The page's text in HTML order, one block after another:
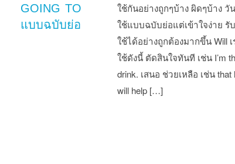
GOING TO
แบบฉบับย่อ
ใช้กันอย่างถูกๆบ้าง ผิดๆบ้าง
ใช้แบบฉบับย่อแต่เข้าใจง่าย รั
ใช้ได้อย่างถูกต้องมากขึ้น Will
ใช้ดังนี้ ตัดสินใจทันที เช่น I’m
drink. เสนอ ช่วยเหลือ เช่น that
will help […]